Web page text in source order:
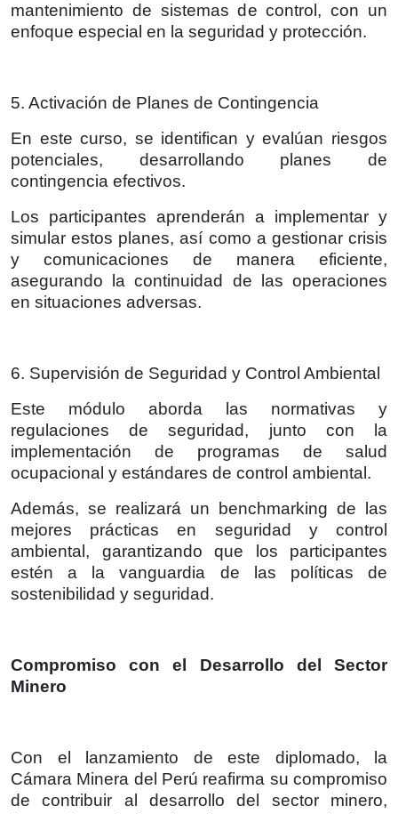
mantenimiento de sistemas de control, con un
enfoque especial en la seguridad y protección.
5. Activación de Planes de Contingencia
En este curso, se identifican y evalúan riesgos
potenciales, desarrollando planes de
contingencia efectivos.
Los participantes aprenderán a implementar y
simular estos planes, así como a gestionar crisis
y comunicaciones de manera eficiente,
asegurando la continuidad de las operaciones
en situaciones adversas.
6. Supervisión de Seguridad y Control Ambiental
Este módulo aborda las normativas y
regulaciones de seguridad, junto con la
implementación de programas de salud
ocupacional y estándares de control ambiental.
Además, se realizará un benchmarking de las
mejores prácticas en seguridad y control
ambiental, garantizando que los participantes
estén a la vanguardia de las políticas de
sostenibilidad y seguridad.
Compromiso con el Desarrollo del Sector
Minero
Con el lanzamiento de este diplomado, la
Cámara Minera del Perú reafirma su compromiso
de contribuir al desarrollo del sector minero,